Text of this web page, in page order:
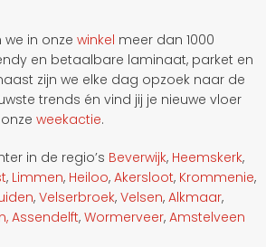
we in onzewinkel meer dan 1000
en betaalbare laminaat, parket en
zijn we elke dag opzoek naar de
trends én vind jij je nieuwe vloer
weekactie.
in de regio’s Beverwijk, Heemskerk,
, Limmen, Heiloo,Akersloot, Krommenie,
,Velserbroek,Velsen,Alkmaar,
Assendelft,Wormerveer,Amstelveen